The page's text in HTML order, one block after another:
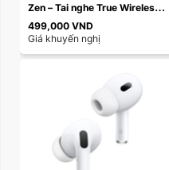
Zen – Tai nghe True Wireless
Stereo 4 mic ENC | Bluetooth
5.4 | Pin ...
499,000 VND
Giá khuyến nghị